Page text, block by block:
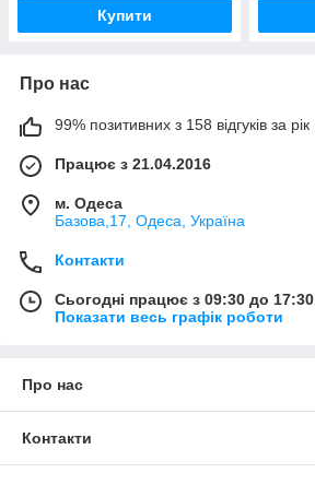
Купити
Про нас
99% позитивних з 158 відгуків за рік
Працює з 21.04.2016
м. Одеса
Базова,17, Одеса, Україна
Контакти
Сьогодні працює з 09:30 до 17:30
Показати весь графік роботи
Про нас
Контакти